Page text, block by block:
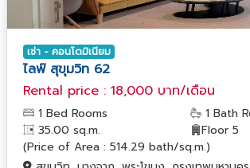
เช่า - คอนโดมิเนียม
ไลฟ์ สุขุมวิท 62
Rental price : 18,000 บาท/เดือน
1 Bed Rooms
1 Bath
35.00 sq.m.
Floor 5
(Price of Area : 514.29 bath/sq.m.)